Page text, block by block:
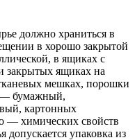
должно храниться в
в хорошо закрытой
в ящиках с
закрытых ящиках на
мешках, порошки
бумажный,
картонных
— химических свойств
допускается упаковка из